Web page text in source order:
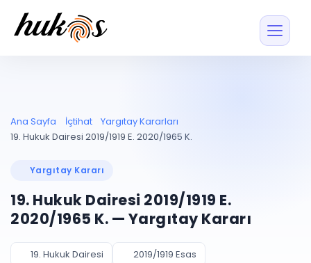
Entegrasyonu
UYAP ile otomatik
UYAP Evrak
Entegrasyonu
UETS Entegrasyonu
Tebligatları anında
Müvekkil ve taraf
Vekalet
Blog
Ücretsiz Başlayın Giriş Yap
Ana Sayfa İçtihat
Yargıtay Kararları
19. Hukuk Dairesi 2019/1919 E. 2020/1965 K.
Yargıtay Kararı
19. Hukuk Dairesi 2019/1919 E.
2020/1965 K. — Yargıtay Kararı
19. Hukuk Dairesi
2019/1919 Esas